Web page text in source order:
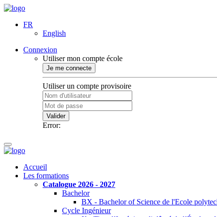
FR
English
Connexion
Utiliser mon compte école
Je me connecte
Utiliser un compte provisoire
Valider
Error:
Accueil
Les formations
Catalogue 2026 - 2027
Bachelor
BX - Bachelor of Science de l'Ecole
Cycle Ingénieur